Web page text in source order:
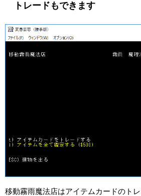
トレードもできます
移動霧雨魔法店はアイテムカードのト